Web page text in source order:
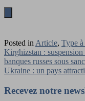
Posted in Article, Type
Navigation
de
Kirghizstan : suspension
banques russes sous
Ukraine : un pays
Recevez notre